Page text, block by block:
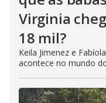
Virginia
18 mil?
Keila Jimenez e
acontece no mundo